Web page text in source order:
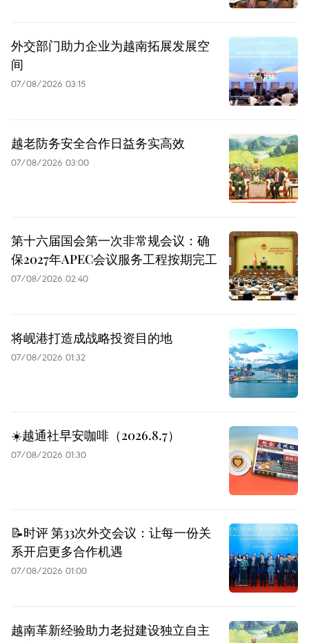
外交部门助力企业为越南拓展发展空
间
07/08/2026 03:15
越老防务安全合作日益务实高效
07/08/2026 03:00
第十六届国会第一次非常规会议：确
保2027年APEC会议服务工程按期完工
07/08/2026 02:40
将岘港打造成战略投资目的地
07/08/2026 01:32
☀️越通社早安咖啡（2026.8.7）
07/08/2026 01:30
📝时评 第33次外交会议：让每一份关
系开启更多合作机遇
07/08/2026 01:00
越南革新经验助力老挝建设独立自主